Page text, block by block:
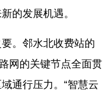
的发展机遇。
。邻水北收费站的
网的关键节点全面贯
通行压力。“智慧云